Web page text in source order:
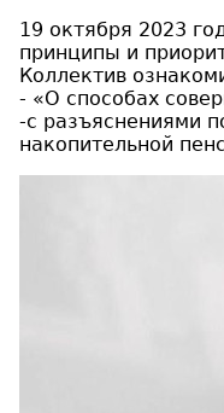
19 октября 2023
принципы и
Коллектив
- «О способах
-с разъяснениями
накопительной